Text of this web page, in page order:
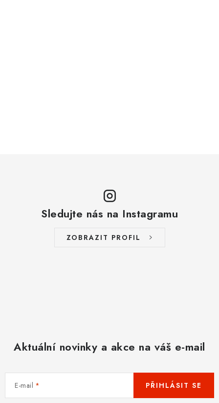
Sledujte nás na Instagramu
ZOBRAZIT PROFIL
Aktuální novinky a akce na váš e-mail
E-mail PŘIHLÁSIT SE